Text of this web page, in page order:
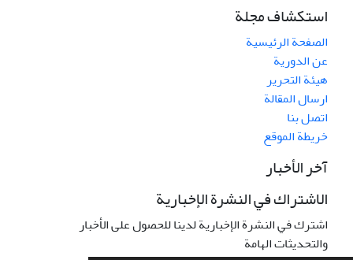
استكشاف مجلة
الصفحة الرئيسية
عن الدورية
هيئة التحرير
ارسال المقالة
اتصل بنا
خريطة الموقع
آخر الأخبار
الاشتراك في النشرة الإخبارية
اشترك في النشرة الإخبارية لدينا للحصول على الأخبار
والتحديثات الهامة